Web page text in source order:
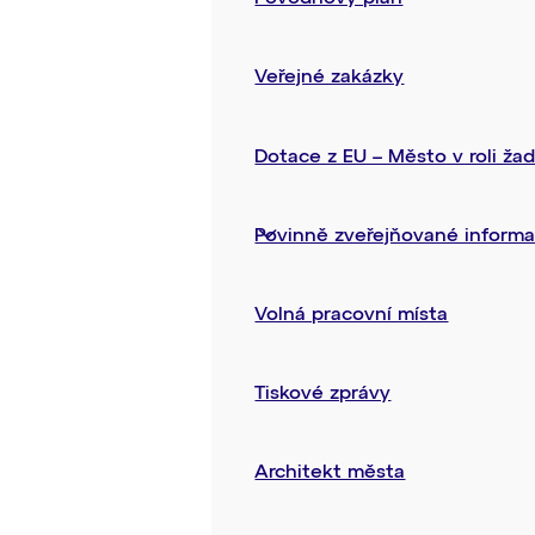
Veřejné zakázky
Dotace z EU – Město v roli
Povinně zveřejňované
Volná pracovní místa
Tiskové zprávy
Architekt města